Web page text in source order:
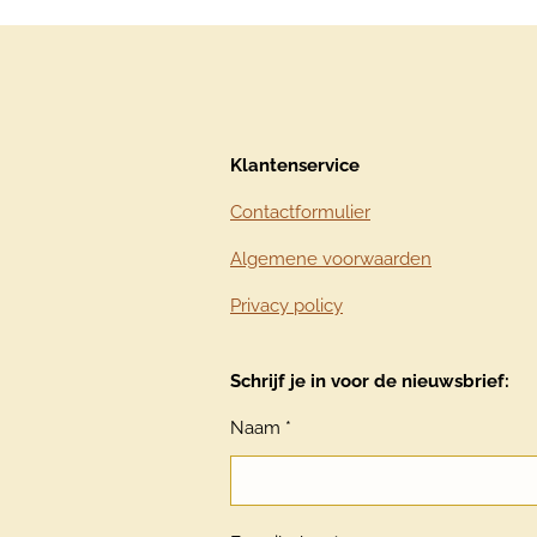
Klantenservice
Contactformulier
Algemene voorwaarden
Privacy policy
Schrijf je in voor de nieuwsbrief:
Naam *